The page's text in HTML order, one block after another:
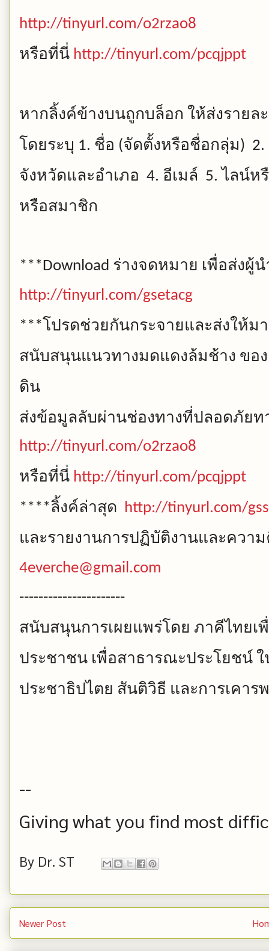
http://tinyurl.com/o2rzao8
หรือที่นี่ http://tinyurl.com/pcqjppt
หากลิ้งค์ข้างบนถูกบล็อก ให้ส่งรายล
โดยระบุ 1. ชื่อ (จัดตั้งหรือชื่อกลุ่ม) 2.
จังหวัดและอำเภอ 4. อีเมล์ 5. ไลน์ห
หรือสมาชิก
***Download ร่างจดหมาย เพื่อส่งผู้
http://tinyurl.com/gsetacg
***โปรดช่วยกันกระจายและส่งให้ม
สนับสนุนแนวทางมดแดงล้มช้าง ของ
ดิน
ส่งข้อมูลลับผ่านช่องทางที่ปลอดภัยท
http://tinyurl.com/o2rzao8
หรือที่นี่ http://tinyurl.com/pcqjppt
****ลิ้งค์ล่าสุด http://tinyurl.com/
และรายงานการปฏิบัติงานและควา
4everche@gmail.com
----------------------
สนับสนุนการเผยแพร่โดย ภาคีไทยเ
ประชาชน เพื่อสาธารณะประโยชน์ ใ
ประชาธิปไตย สันติวิธี และการเคา
--
Giving what you find most
By Dr. ST
Newer Post